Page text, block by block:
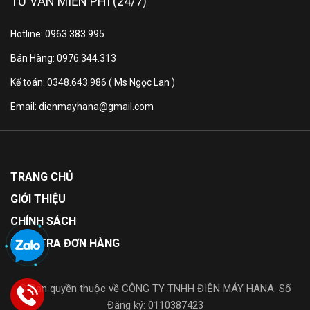
Đông Mềm Tươi Ngon Suốt
7* Ngày
Prime Fresh bảo quản cá và thịt đông mềm ở nhiệt độ
Hotline: 0963.383.995
Bán Hàng: 0976.344.313
Kế toán: 0348.643.986 ( Ms Ngọc Lan )
Email: dienmayhana@gmail.com
TRANG CHỦ
GIỚI THIỆU
CHÍNH SÁCH
KIỂM TRA ĐƠN HÀNG
© Bản quyền thuộc về CÔNG TY TNHH ĐIỆN MÁY HANA. Số
Đăng ký: 0110387423